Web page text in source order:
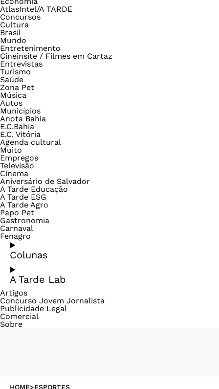
AtlasIntel/A TARDE
Concursos
Cultura
Brasil
Mundo
Entretenimento
Cineinsite / Filmes em Cartaz
Entrevistas
Turismo
Saúde
Zona Pet
Música
Autos
Municípios
Anota Bahia
E.C.Bahia
E.C. Vitória
Agenda cultural
Muito
Empregos
Televisão
Cinema
Aniversário de Salvador
A Tarde Educação
A Tarde ESG
A Tarde Agro
Papo Pet
Gastronomia
Carnaval
Fenagro
Colunas
A Tarde Lab
Artigos
Concurso Jovem Jornalista
Publicidade Legal
Comercial
Sobre
HOME>ESPORTES